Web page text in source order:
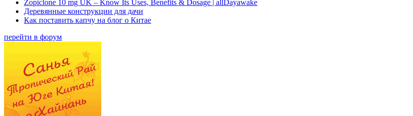
Zopiclone 10 mg UK – Know Its Uses, Benefits & Dosage | allDayawake
Деревянные конструкции для дачи
Как поставить капчу на блог о Китае
перейти в форум